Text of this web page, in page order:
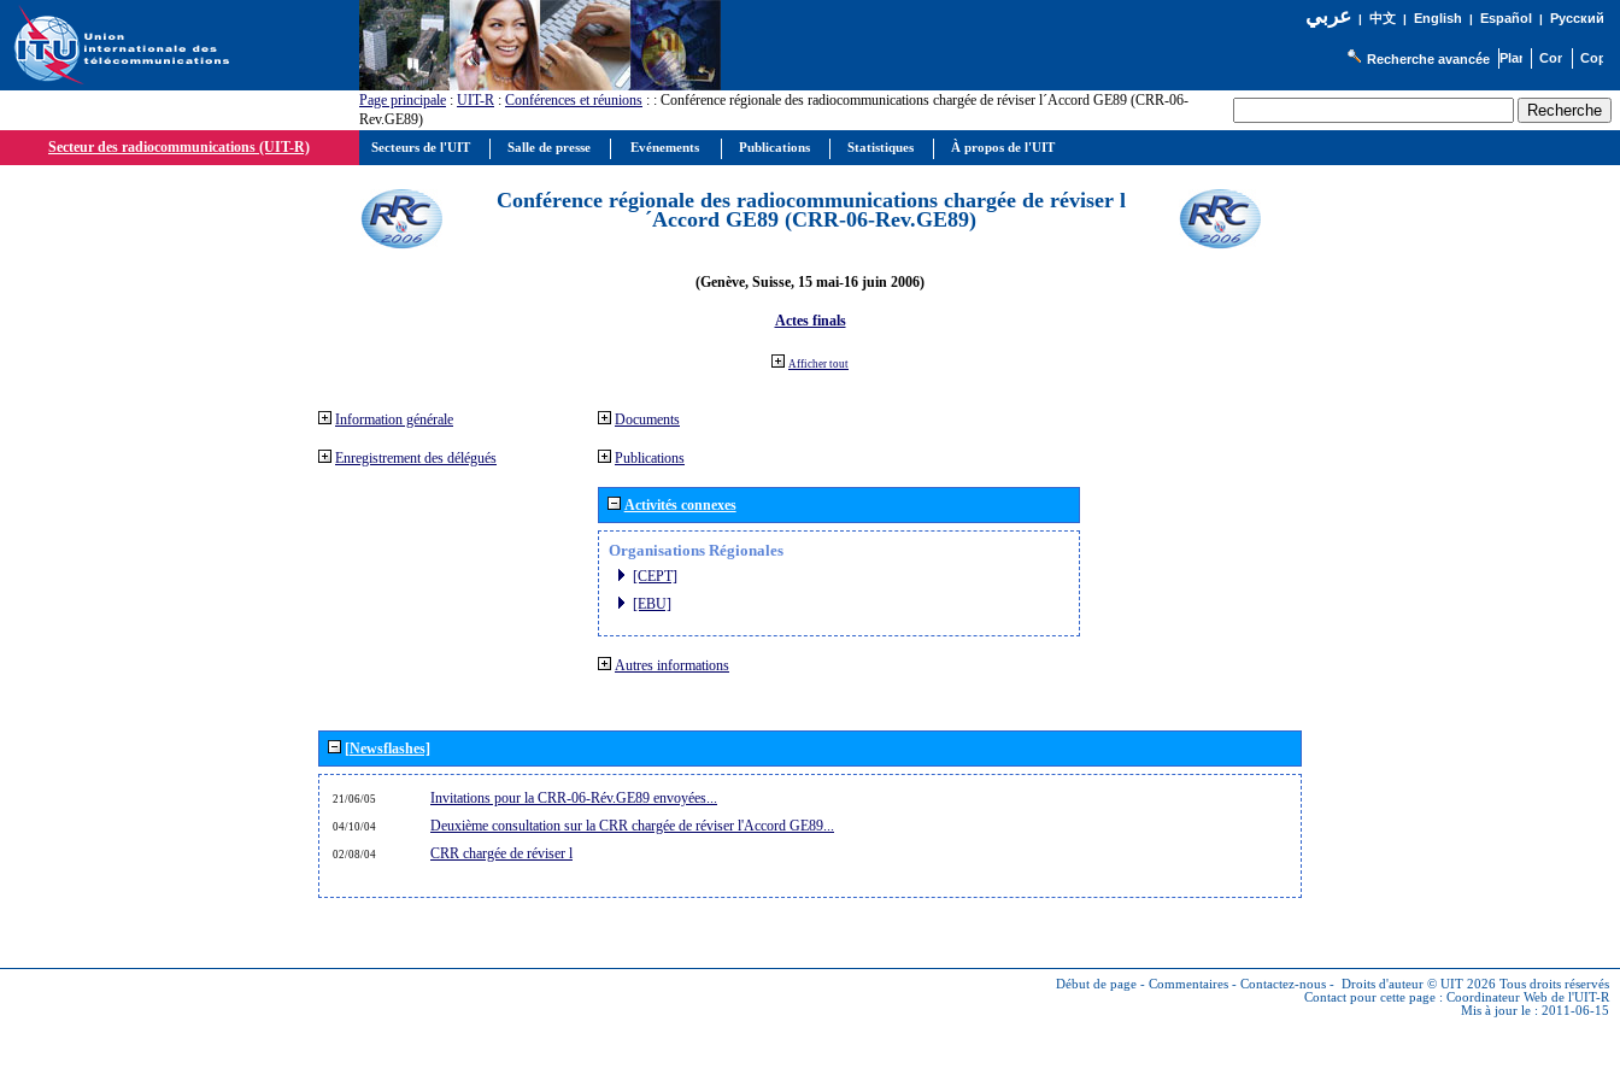
عربي| 中文| English | Español | Русский
Recherche avancée
Page principale : UIT-R : Conférences et réunions : : Conférence régionale des radiocommunications chargée de réviser l´Accord GE89 (CRR-06-
Rev.GE89)
Secteur des radiocommunications (UIT-R)
Conférence régionale des radiocommunications chargée de réviser l
´Accord GE89 (CRR-06-Rev.GE89)
(Genève, Suisse, 15 mai-16 juin 2006)
Actes finals
Afficher tout
Information générale
Enregistrement des délégués
Documents
Publications
Activités connexes
Organisations Régionales
[CEPT]
[EBU]
Autres informations
[Newsflashes]
21/06/05 Invitations pour la CRR-06-Rév.GE89 envoyées...
04/10/04 Deuxième consultation sur la CRR chargée de réviser l'Accord GE89...
02/08/04 CRR chargée de réviser l
Début de page - Commentaires - Contactez-nous - Droits d'auteur © UIT 2026 Tous droits réservés
Contact pour cette page : Coordinateur Web de l'UIT-R
Mis à jour le : 2011-06-15
Secteurs de l'UIT Salle de presse Evénements Publications Statistiques À propos de l'UIT